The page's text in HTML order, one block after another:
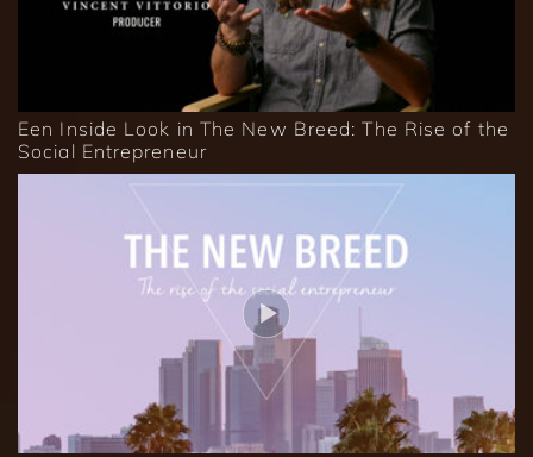
Een Inside Look in The New Breed: The Rise of the
Social Entrepreneur